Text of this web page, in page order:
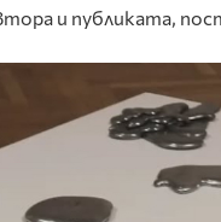
и публиката,